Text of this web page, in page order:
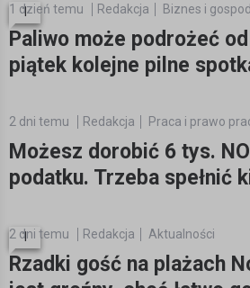
1
1 dzień temu Redakcja Biznes i
Paliwo może podrożeć
piątek kolejne pilne
2 dni temu Redakcja Praca i prawo
Możesz dorobić 6 tys.
podatku. Trzeba spełnić
1
2 dni temu Redakcja Aktualności
Rzadki gość na plażach